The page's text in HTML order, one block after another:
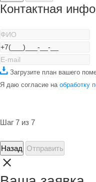
Контактная
Загрузите план вашего
Я даю согласие на обработку
Шаг 7 из 7
Назад Отправить